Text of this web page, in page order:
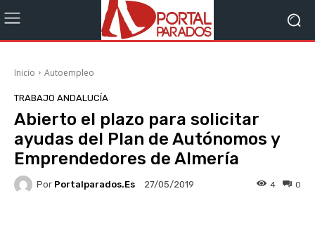
Inicio Autoempleo
TRABAJO ANDALUCÍA
Abierto el plazo para solicitar
ayudas del Plan de Autónomos y
Emprendedores de Almería
Por Portalparados.es 27/05/2019 0
4